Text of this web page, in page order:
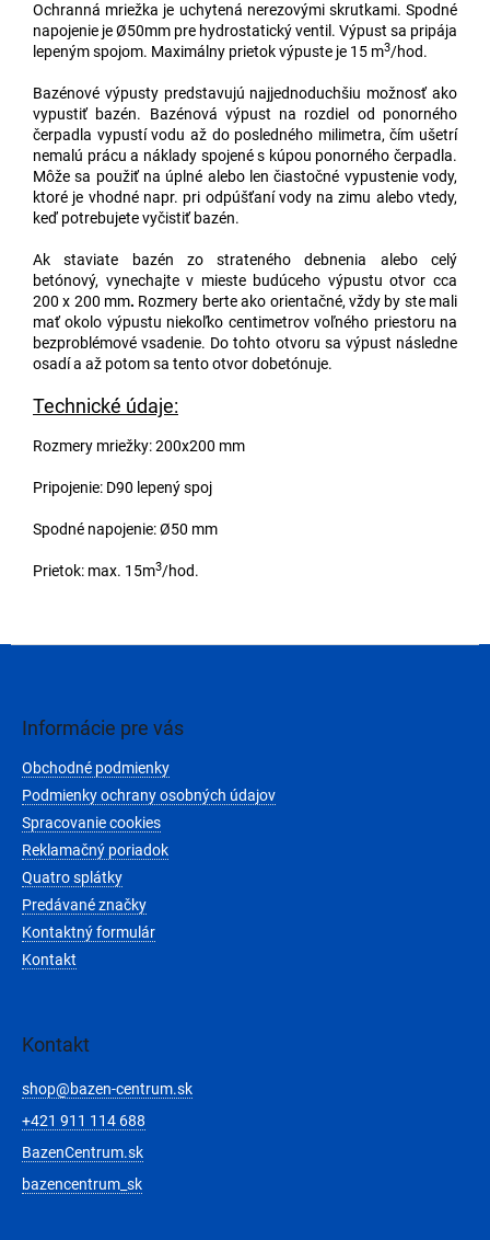
Ochranná mriežka je uchytená nerezovými skrutkami. Spodné
napojenie je Ø50mm pre hydrostatický ventil. Výpust sa pripája
lepeným spojom. Maximálny prietok výpuste je 15 m3/hod.
Bazénové výpusty predstavujú najjednoduchšiu možnosť ako
vypustiť bazén. Bazénová výpust na rozdiel od ponorného
čerpadla vypustí vodu až do posledného milimetra, čím ušetrí
nemalú prácu a náklady spojené s kúpou ponorného čerpadla.
Môže sa použiť na úplné alebo len čiastočné vypustenie vody,
ktoré je vhodné napr. pri odpúšťaní vody na zimu alebo vtedy,
keď potrebujete vyčistiť bazén.
Ak staviate bazén zo strateného debnenia alebo celý
betónový, vynechajte v mieste budúceho výpustu otvor cca
200 x 200 mm. Rozmery berte ako orientačné, vždy by ste mali
mať okolo výpustu niekoľko centimetrov voľného priestoru na
bezproblémové vsadenie. Do tohto otvoru sa výpust následne
osadí a až potom sa tento otvor dobetónuje.
Technické údaje:
Rozmery mriežky: 200x200 mm
Pripojenie: D90 lepený spoj
Spodné napojenie: Ø50 mm
Prietok: max. 15m3/hod.
Informácie pre vás
Obchodné podmienky
Podmienky ochrany osobných údajov
Spracovanie cookies
Reklamačný poriadok
Quatro splátky
Predávané značky
Kontaktný formulár
Kontakt
Kontakt
shop@bazen-centrum.sk
+421 911 114 688
BazenCentrum.sk
bazencentrum_sk